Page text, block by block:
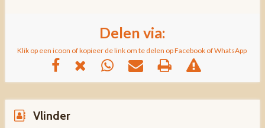
Delen via:
Klik op een icoon of kopieer de link om te delen op Facebook of WhatsApp
Vlinder